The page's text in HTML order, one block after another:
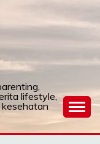
lifestyle,